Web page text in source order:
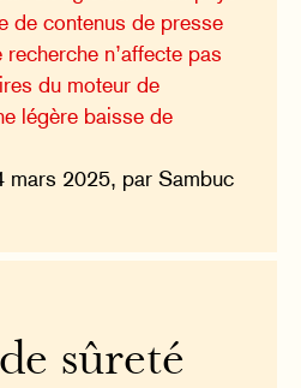
de contenus de presse
n’affecte pas
du moteur de
légère baisse de
mars 2025, par Sambuc
sûreté